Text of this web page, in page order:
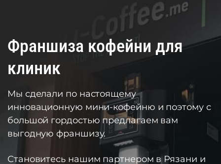
Франшиза кофейни для
клиник
Мы сделали по настоящему
инновационную мини-кофейню и поэтому с
большой гордостью предлагаем вам
выгодную франшизу.
Становитесь нашим партнером в Рязани и